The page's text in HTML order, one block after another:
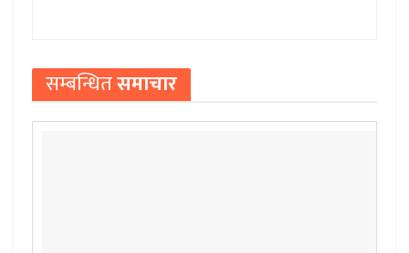
सम्बन्धितसमाचार